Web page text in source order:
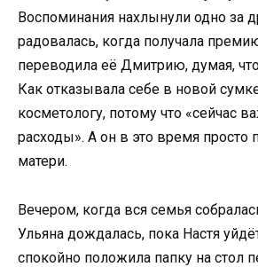
Воспоминания нахлынули одно за
радовалась, когда получала
переводила её Дмитрию, думая,
Как отказывала себе в новой
косметологу, потому что «сейчас
расходы». А он в это время просто
матери.
Вечером, когда вся семья
Ульяна дождалась, пока Настя
спокойно положила папку на стол